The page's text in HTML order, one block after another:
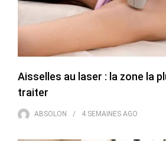
Aisselles au laser : la zone la
traiter
ABSOLON 4 SEMAINES AGO